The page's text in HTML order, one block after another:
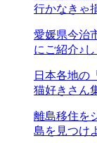
行かなきゃ
愛媛県今治
にご紹介♪
日本各地の
猫好きさん
離島移住を
島を見つけ